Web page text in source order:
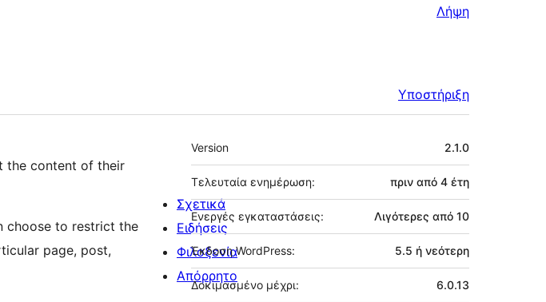
Λήψη
Υποστήριξη
the content of their
choose to restrict the
page, post,
Μεταστοιχεία
Version 2.1.0
Τελευταία ενημέρωση: πριν από 4 έτη
Ενεργές εγκαταστάσεις: Λιγότερες από 10
Έκδοση WordPress: 5.5 ή νεότερη
Δοκιμασμένο μέχρι: 6.0.13
Σχετικά
Ειδήσεις
Φιλοξενία
Απόρρητο